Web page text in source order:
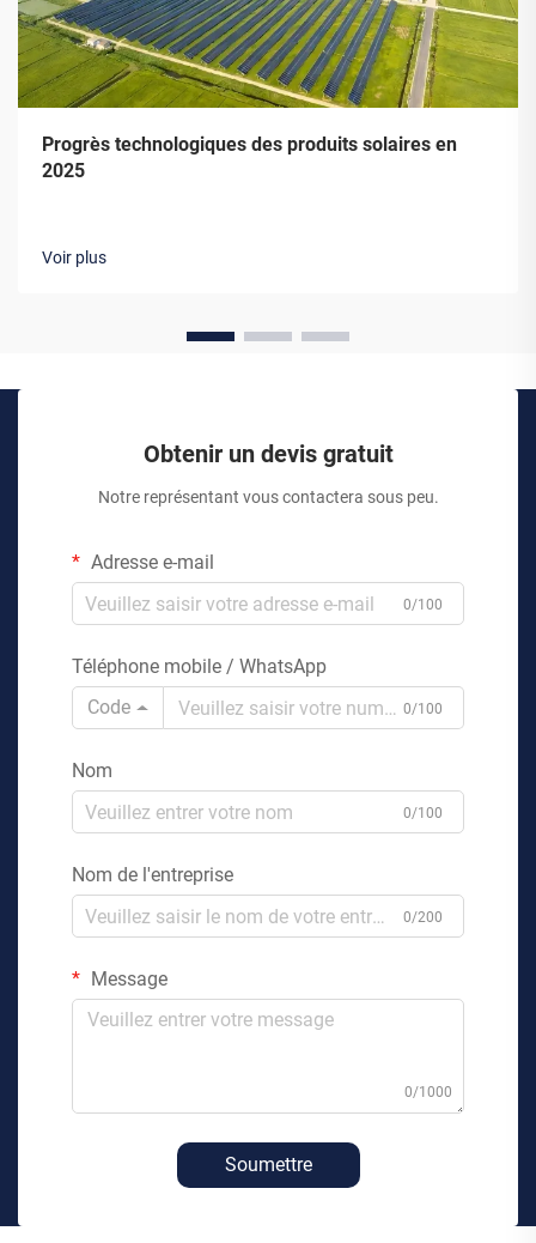
Progrès technologiques des produits solaires en
2025
Voir plus
Obtenir un devis gratuit
Notre représentant vous contactera sous peu.
Adresse e-mail
0/100
Téléphone mobile / WhatsApp
Code
0/100
Nom
0/100
Nom de l'entreprise
0/200
Message
0/1000
Soumettre